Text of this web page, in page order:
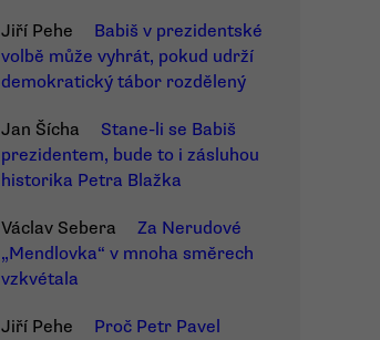
Jiří Pehe
Babiš v prezidentské
volbě může vyhrát, pokud udrží
demokratický tábor rozdělený
Jan Šícha
Stane-li se Babiš
prezidentem, bude to i zásluhou
historika Petra Blažka
Václav Sebera
Za Nerudové
„Mendlovka“ v mnoha směrech
vzkvétala
Jiří Pehe
Proč Petr Pavel